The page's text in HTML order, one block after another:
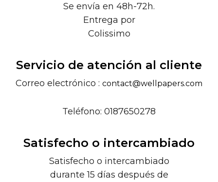
Se envía en 48h-72h.
Entrega por
Colissimo
Servicio de atención al cliente
Correo electrónico : contact@wellpapers.com
Teléfono: 0187650278
Satisfecho o intercambiado
Satisfecho o intercambiado
durante 15 días después de